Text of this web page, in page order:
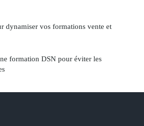
dynamiser vos formations vente et
formation DSN pour éviter les